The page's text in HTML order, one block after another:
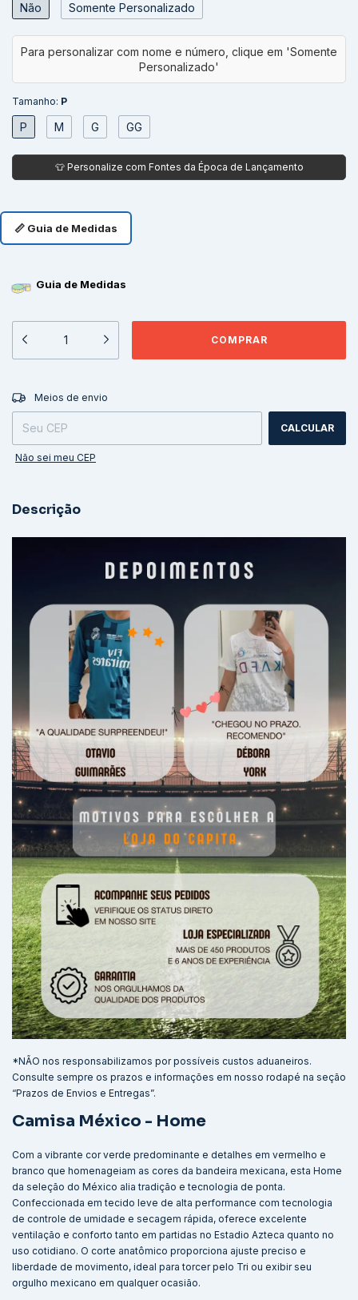
Não Somente Personalizado
Tamanho: P
P M G GG
📏 Guia de Medidas
Guia de Medidas
Entregas para o CEP:
Meios de envio
CALCULAR
Não sei meu CEP
Descrição
*NÃO nos responsabilizamos por possíveis custos aduaneiros.
Consulte sempre os prazos e informações em nosso rodapé na seção
“Prazos de Envios e Entregas”.
Camisa México - Home
Com a vibrante cor verde predominante e detalhes em vermelho e
branco que homenageiam as cores da bandeira mexicana, esta Home
da seleção do México alia tradição e tecnologia de ponta.
Confeccionada em tecido leve de alta performance com tecnologia
de controle de umidade e secagem rápida, oferece excelente
ventilação e conforto tanto em partidas no Estadio Azteca quanto no
uso cotidiano. O corte anatômico proporciona ajuste preciso e
liberdade de movimento, ideal para torcer pelo Tri ou exibir seu
orgulho mexicano em qualquer ocasião.